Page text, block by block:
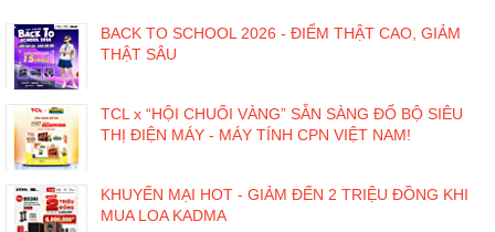
BACK TO SCHOOL 2026 - ĐIỂM THẬT CAO, GIẢM
THẬT SÂU
TCL x “HỘI CHUỐI VÀNG” SẴN SÀNG ĐỔ BỘ SIÊU
THỊ ĐIỆN MÁY - MÁY TÍNH CPN VIỆT NAM!
KHUYẾN MẠI HOT - GIẢM ĐẾN 2 TRIỆU ĐỒNG KHI
MUA LOA KADMA